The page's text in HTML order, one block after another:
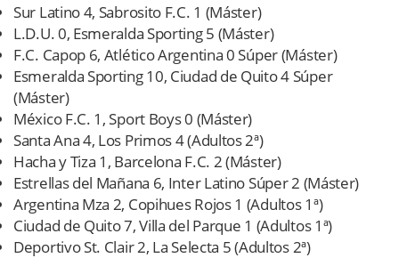
Sur Latino 4, Sabrosito F.C. 1 (Máster)
L.D.U. 0, Esmeralda Sporting 5 (Máster)
F.C. Capop 6, Atlético Argentina 0 Súper (Máster)
Esmeralda Sporting 10, Ciudad de Quito 4 Súper
(Máster)
México F.C. 1, Sport Boys 0 (Máster)
Santa Ana 4, Los Primos 4 (Adultos 2ª)
Hacha y Tiza 1, Barcelona F.C. 2 (Máster)
Estrellas del Mañana 6, Inter Latino Súper 2 (Máster)
Argentina Mza 2, Copihues Rojos 1 (Adultos 1ª)
Ciudad de Quito 7, Villa del Parque 1 (Adultos 1ª)
Deportivo St. Clair 2, La Selecta 5 (Adultos 2ª)